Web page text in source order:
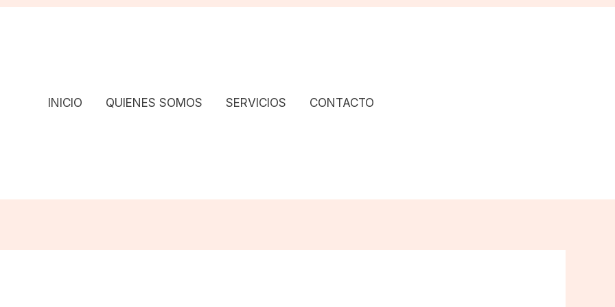
INICIO QUIENES SOMOS SERVICIOS CONTACTO